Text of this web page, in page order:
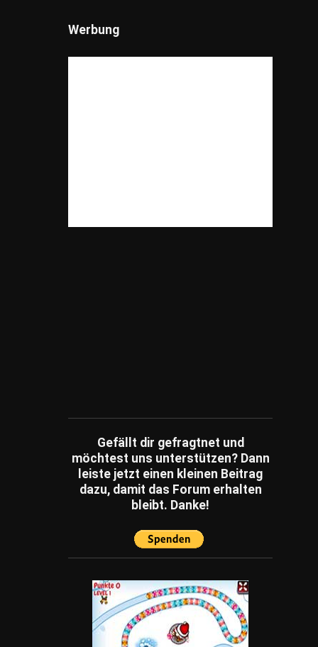
Pflanzen / Natur
Werbung
Gefällt dir gefragtnet und
möchtest uns unterstützen? Dann
leiste jetzt einen kleinen Beitrag
dazu, damit das Forum erhalten
bleibt. Danke!